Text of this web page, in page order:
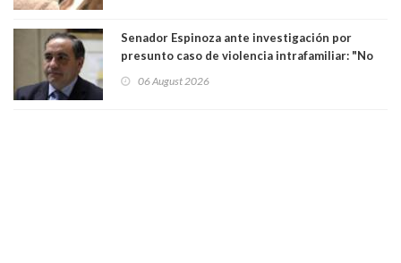
Senador Espinoza ante investigación por
presunto caso de violencia intrafamiliar: "No
antecedentes a Tribunal Supremo
06 August 2026